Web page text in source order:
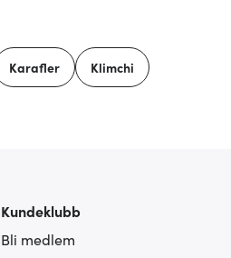
Karafler Klimchi
Kundeklubb
Bli medlem